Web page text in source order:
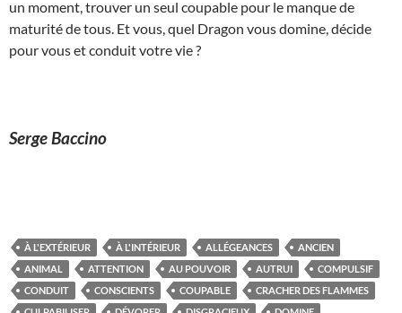
un moment, trouver un seul coupable pour le manque de
maturité de tous. Et vous, quel Dragon vous domine, décide
pour vous et conduit votre vie ?
Serge Baccino
À L'EXTÉRIEUR À L'INTÉRIEUR ALLÉGEANCES
ANCIEN
ANIMAL
ATTENTION AU POUVOIR AUTRUI
COMPULSIF
CONDUIT
CONSCIENTS COUPABLE
CRACHER DES FLAMMES